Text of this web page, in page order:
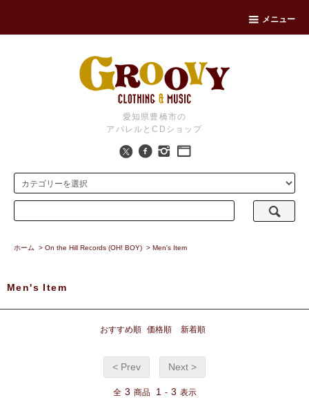
メニュー
愛知県豊橋市の
アパレルとCDショップ
ホーム > On the Hill Records (OH! BOY) > Men's Item
Men's Item
おすすめ順 価格順 新着順
< Prev Next >
全 3 商品 1 - 3 表示